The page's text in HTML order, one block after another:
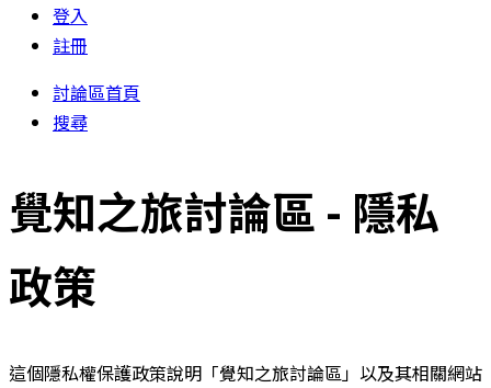
登入
註冊
討論區首頁
搜尋
覺知之旅討論區 - 隱私
政策
這個隱私權保護政策說明「覺知之旅討論區」以及其相關網站